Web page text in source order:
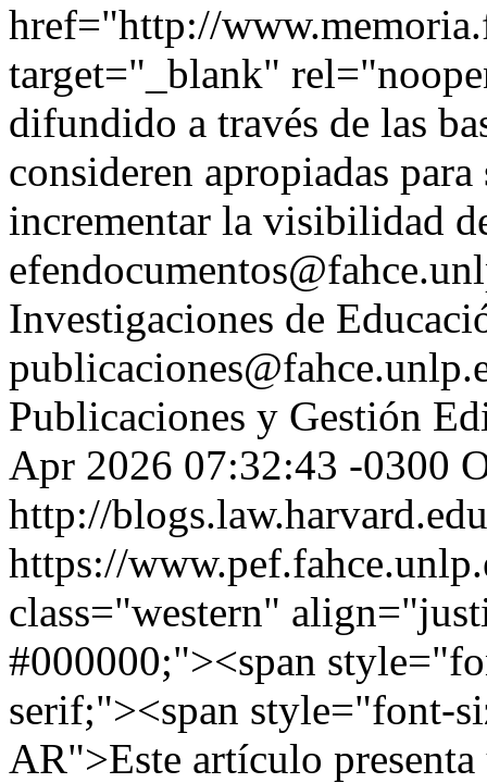
href="http://
target="_blank"
difundido a través de las
consideren apropiadas
incrementar la visibilidad
Investigaciones de
Publicaciones y Gestión
Apr 2026 07:32:43 -0300
http://
https://
class="western"
#000000;"><span
serif;"><span style="font-
AR">Este artículo